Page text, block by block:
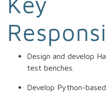
Design and develop
test benches.
Develop Python-